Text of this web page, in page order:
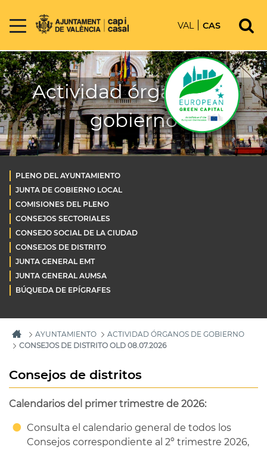
VAL CAS
Actividad órganos de
gobierno
PLENO DEL AYUNTAMIENTO
JUNTA DE GOBIERNO LOCAL
COMISIONES DEL PLENO
CONSEJOS SECTORIALES
CONSEJO SOCIAL DE LA CIUDAD
CONSEJOS DE DISTRITO
JUNTA GENERAL EMT
JUNTA GENERAL AUMSA
BÚQUEDA DE EPÍGRAFES
AYUNTAMIENTO
ACTIVIDAD ÓRGANOS DE GOBIERNO
CONSEJOS DE DISTRITO OLD 08.07.2026
Consejos de distritos
Calendarios del primer trimestre de 2026:
Consulta el calendario general de todos los
Consejos correspondiente al 2º trimestre 2026,